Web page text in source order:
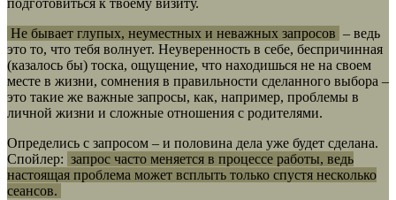
подготовиться к твоему визиту.
Не бывает глупых, неуместных и неважных запросов – ведь
это то, что тебя волнует. Неуверенность в себе, беспричинная
(казалось бы) тоска, ощущение, что находишься не на своем
месте в жизни, сомнения в правильности сделанного выбора –
это такие же важные запросы, как, например, проблемы в
личной жизни и сложные отношения с родителями.
Определись с запросом – и половина дела уже будет сделана.
Спойлер: запрос часто меняется в процессе работы, ведь
настоящая проблема может всплыть только спустя несколько
сеансов.